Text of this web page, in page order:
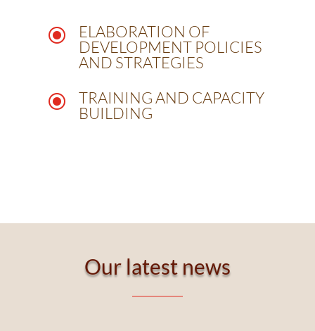
\
ELABORATION OF
DEVELOPMENT POLICIES
AND STRATEGIES
\
TRAINING AND CAPACITY
BUILDING
Our latest news